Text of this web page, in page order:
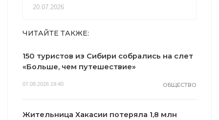
20.07.2026
ЧИТАЙТЕ ТАКЖЕ:
150 туристов из Сибири собрались на слет
«Больше, чем путешествие»
07.08.2026 19:40 ОБЩЕСТВО
Жительница Хакасии потеряла 1,8 млн